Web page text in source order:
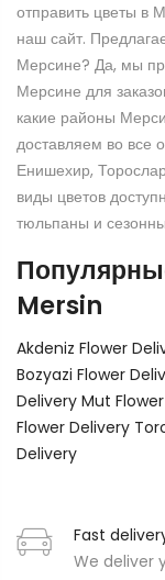
отправить цветы в
наш сайт.
Мерсине? Да, мы
Мерсине для
какие районы
доставляем во все
Енишехир,
виды цветов
тюльпаны и
Mersin
Akdeniz Flower
Bozyazi Flower
Delivery Mut
Flower Delivery
Delivery
Fast
We deliver